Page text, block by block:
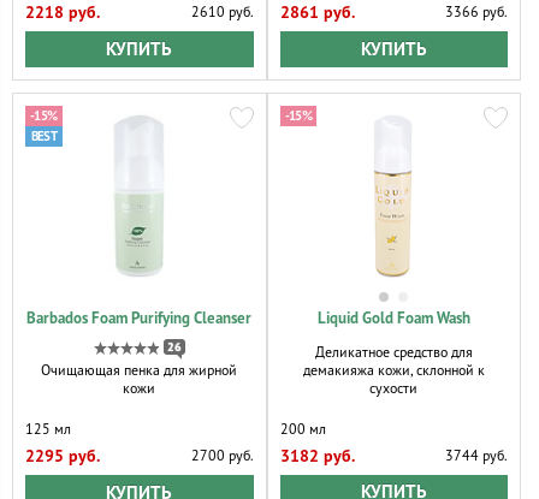
2218 руб. 2610 руб.
КУПИТЬ
2861 руб. 3366 руб.
КУПИТЬ
Barbados Foam Purifying Cleanser
26
Очищающая пенка для жирной
кожи
-15%
125 мл
2295 руб. 2700 руб.
КУПИТЬ
Liquid Gold Foam Wash
Деликатное средство для
демакияжа кожи, склонной к
сухости
-15%
200 мл
3182 руб. 3744 руб.
КУПИТЬ